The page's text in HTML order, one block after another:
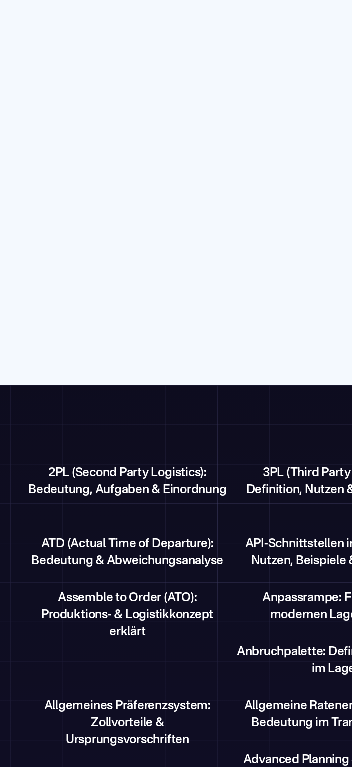
2PL (Second Party Logistics):
Bedeutung, Aufgaben & Einordnung
3PL (Third
Definition, Nutzen
ATD (Actual Time of Departure):
Bedeutung & Abweichungsanalyse
API-Schnittstellen
Nutzen, Beispiele
Assemble to Order (ATO):
Produktions- & Logistikkonzept
erklärt
Anpassrampe:
modernen
Anbruchpalette:
im
Allgemeines Präferenzsystem:
Zollvorteile &
Ursprungsvorschriften
Allgemeine
Bedeutung im
Advanced Planning